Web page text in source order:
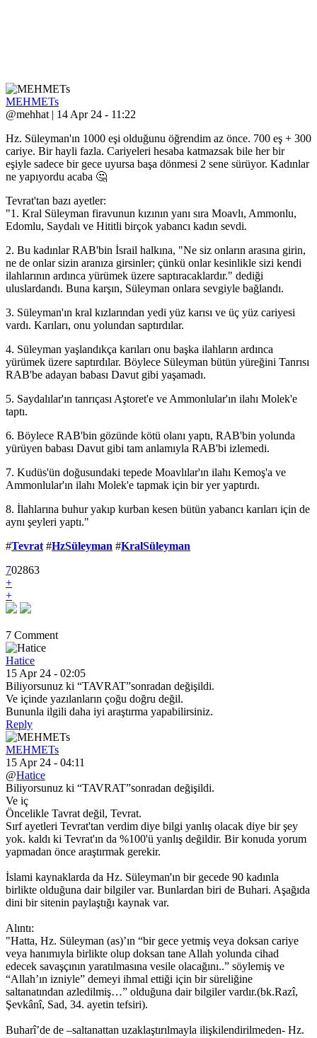
MEHMETs
@mehhat | 14 Apr 24 - 11:22
Hz. Süleyman'ın 1000 eşi olduğunu öğrendim az önce. 700 eş + 300
cariye. Bir hayli fazla. Cariyeleri hesaba katmazsak bile her bir
eşiyle sadece bir gece uyursa başa dönmesi 2 sene sürüyor. Kadınlar
ne yapıyordu acaba 🤔
Tevrat'tan bazı ayetler:
"1. Kral Süleyman firavunun kızının yanı sıra Moavlı, Ammonlu,
Edomlu, Saydalı ve Hititli birçok yabancı kadın sevdi.
2. Bu kadınlar RAB'bin İsrail halkına, "Ne siz onların arasına girin,
ne de onlar sizin aranıza girsinler; çünkü onlar kesinlikle sizi kendi
ilahlarının ardınca yürümek üzere saptıracaklardır." dediği
uluslardandı. Buna karşın, Süleyman onlara sevgiyle bağlandı.
3. Süleyman'ın kral kızlarından yedi yüz karısı ve üç yüz cariyesi
vardı. Karıları, onu yolundan saptırdılar.
4. Süleyman yaşlandıkça karıları onu başka ilahların ardınca
yürümek üzere saptırdılar. Böylece Süleyman bütün yüreğini Tanrısı
RAB'be adayan babası Davut gibi yaşamadı.
5. Saydalılar'ın tanrıçası Aştoret'e ve Ammonlular'ın ilahı Molek'e
taptı.
6. Böylece RAB'bin gözünde kötü olanı yaptı, RAB'bin yolunda
yürüyen babası Davut gibi tam anlamıyla RAB'bi izlemedi.
7. Kudüs'ün doğusundaki tepede Moavlılar'ın ilahı Kemoş'a ve
Ammonlular'ın ilahı Molek'e tapmak için bir yer yaptırdı.
8. İlahlarına buhur yakıp kurban kesen bütün yabancı karıları için de
aynı şeyleri yaptı."
#Tevrat #HzSüleyman #KralSüleyman
702863
+
+
7 Comment
Hatice
15 Apr 24 - 02:05
Biliyorsunuz ki “TAVRAT”sonradan değişildi.
Ve içinde yazılanların çoğu doğru değil.
Bununla ilgili daha iyi araştırma yapabilirsiniz.
Reply
MEHMETs
15 Apr 24 - 04:11
@Hatice
Biliyorsunuz ki “TAVRAT”sonradan değişildi.
Ve iç
Öncelikle Tavrat değil, Tevrat.
Sırf ayetleri Tevrat'tan verdim diye bilgi yanlış olacak diye bir şey
yok. kaldı ki Tevrat'ın da %100'ü yanlış değildir. Bir konuda yorum
yapmadan önce araştırmak gerekir.
İslami kaynaklarda da Hz. Süleyman'ın bir gecede 90 kadınla
birlikte olduğuna dair bilgiler var. Bunlardan biri de Buhari. Aşağıda
dini bir sitenin paylaştığı kaynak var.
Alıntı:
"Hatta, Hz. Süleyman (as)’ın “bir gece yetmiş veya doksan cariye
veya hanımıyla birlikte olup doksan tane Allah yolunda cihad
edecek savaşçının yaratılmasına vesile olacağını..” söylemiş ve
“Allah’ın izniyle” demeyi ihmal ettiği için bir süreliğine
saltanatından azledilmiş…” olduğuna dair bilgiler vardır.(bk.Razî,
Şevkânî, Sad, 34. ayetin tefsiri).
Buharî’de de –saltanattan uzaklaştırılmayla ilişkilendirilmeden- Hz.